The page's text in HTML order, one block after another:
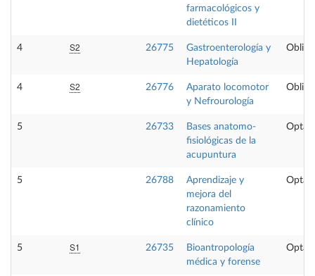
farmacológicos y
dietéticos II
4 S2 26775
Gastroenterología y
Hepatología
4 S2 26776
Aparato locomotor
y Nefrourología
5 26733
Bases anatomo-
fisiológicas de la
acupuntura
5 26788
Aprendizaje y
mejora del
razonamiento
clínico
5 S1 26735
Bioantropología
médica y forense